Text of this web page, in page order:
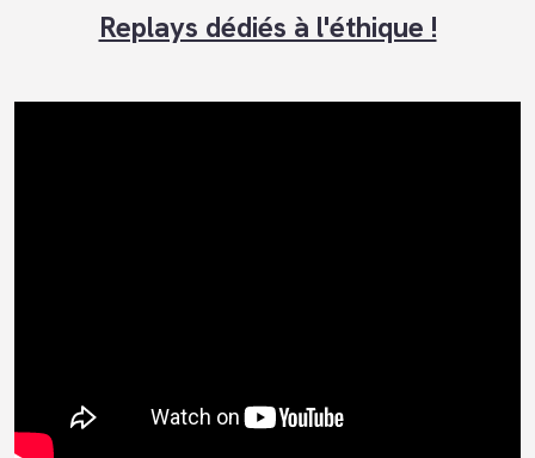
Replays dédiés à l'éthique !